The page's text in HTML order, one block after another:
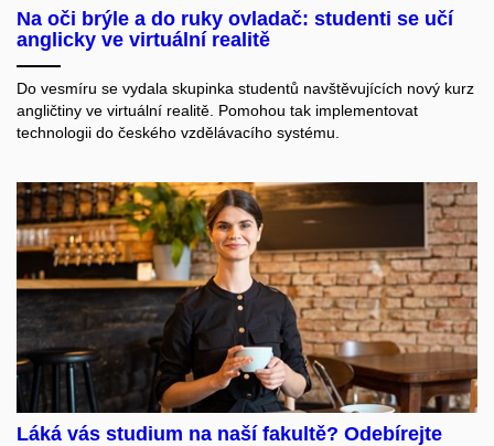
Na oči brýle a do ruky ovladač: studenti se učí
anglicky ve virtuální realitě
Do vesmíru se vydala skupinka studentů navštěvujících nový kurz
angličtiny ve virtuální realitě. Pomohou tak implementovat
technologii do českého vzdělávacího systému.
Láká vás studium na naší fakultě? Odebírejte